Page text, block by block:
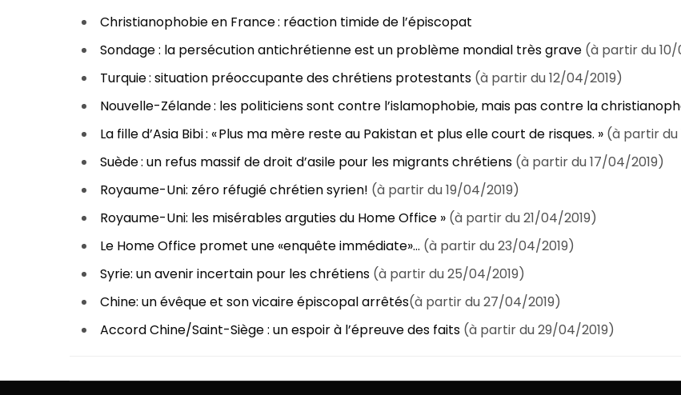
Christianophobie en France : réaction timide de l’épiscopat
Sondage : la persécution antichrétienne est un problème mondial très grave (à partir du
Turquie : situation préoccupante des chrétiens protestants (à partir du 12/04/2019)
Nouvelle-Zélande : les politiciens sont contre l’islamophobie, mais pas contre la
La fille d’Asia Bibi : « Plus ma mère reste au Pakistan et plus elle court de risques. » (à partir du
Suède : un refus massif de droit d’asile pour les migrants chrétiens (à partir du 17/04/2019)
Royaume-Uni: zéro réfugié chrétien syrien! (à partir du 19/04/2019)
Royaume-Uni: les misérables arguties du Home Office » (à partir du 21/04/2019)
Le Home Office promet une «enquête immédiate»… (à partir du 23/04/2019)
Syrie: un avenir incertain pour les chrétiens (à partir du 25/04/2019)
Chine: un évêque et son vicaire épiscopal arrêtés(à partir du 27/04/2019)
Accord Chine/Saint-Siège : un espoir à l’épreuve des faits (à partir du 29/04/2019)